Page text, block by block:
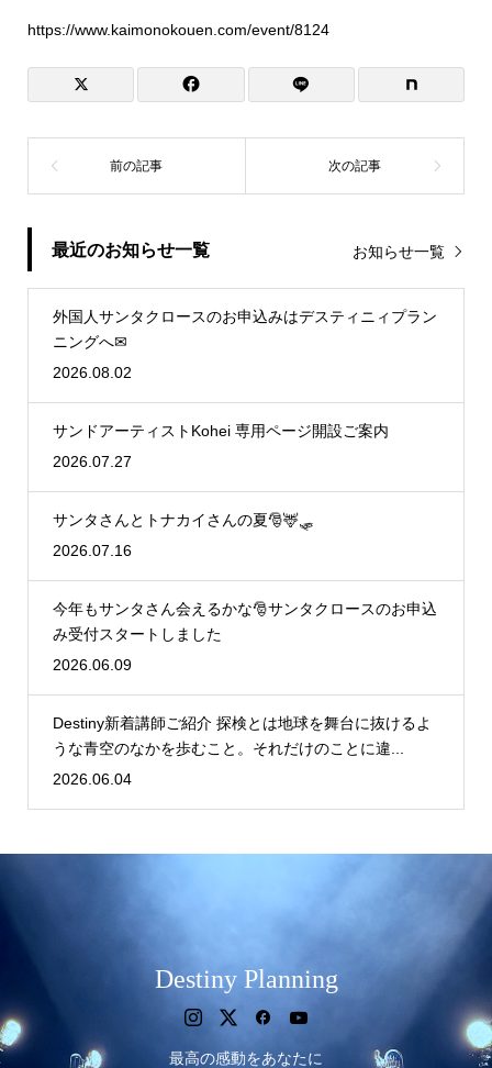
https://www.kaimonokouen.com/event/8124
最近のお知らせ一覧 お知らせ一覧
外国人サンタクロースのお申込みはデスティニィプラン
ニングへ✉
2026.08.02
サンドアーティストKohei 専用ページ開設ご案内
2026.07.27
サンタさんとトナカイさんの夏🎅🦌🛷
2026.07.16
今年もサンタさん会えるかな🎅サンタクロースのお申込
み受付スタートしました
2026.06.09
Destiny新着講師ご紹介 探検とは地球を舞台に抜けるよ
うな青空のなかを歩むこと。それだけのことに違...
2026.06.04
Destiny Planning
最高の感動をあなたに